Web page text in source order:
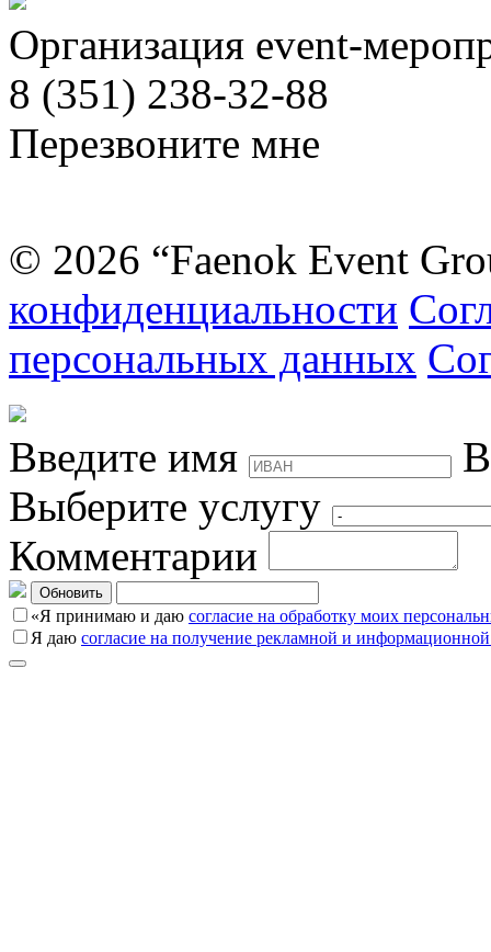
Организация event-
8 (351) 238-32-88
Перезвоните мне
© 2026 “Faenok Event
конфиденциальности
персональных данных
Введите имя
Выберите услугу
Комментарии
Обновить
«Я принимаю и даю согласие на обработку моих
Я даю согласие на получение рекламной и